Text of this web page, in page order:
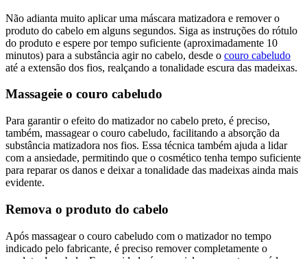
Não adianta muito aplicar uma máscara matizadora e remover o
produto do cabelo em alguns segundos. Siga as instruções do rótulo
do produto e espere por tempo suficiente (aproximadamente 10
minutos) para a substância agir no cabelo, desde o couro cabeludo
até a extensão dos fios, realçando a tonalidade escura das madeixas.
Massageie o couro cabeludo
Para garantir o efeito do matizador no cabelo preto, é preciso,
também, massagear o couro cabeludo, facilitando a absorção da
substância matizadora nos fios. Essa técnica também ajuda a lidar
com a ansiedade, permitindo que o cosmético tenha tempo suficiente
para reparar os danos e deixar a tonalidade das madeixas ainda mais
evidente.
Remova o produto do cabelo
Após massagear o couro cabeludo com o matizador no tempo
indicado pelo fabricante, é preciso remover completamente o